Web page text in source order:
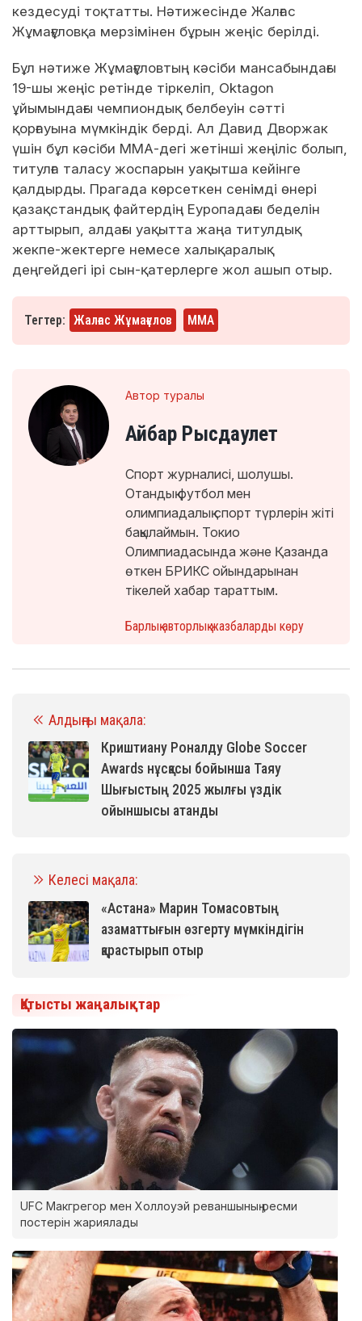
кездесуді тоқтатты. Нәтижесінде Жалғас
Жұмағұловқа мерзімінен бұрын жеңіс берілді.
Бұл нәтиже Жұмағұловтың кәсіби мансабындағы
19-шы жеңіс ретінде тіркеліп, Oktagon
ұйымындағы чемпиондық белбеуін сәтті
қорғауына мүмкіндік берді. Ал Давид Дворжак
үшін бұл кәсіби ММА-дегі жетінші жеңіліс болып,
титулға таласу жоспарын уақытша кейінге
қалдырды. Прагада көрсеткен сенімді өнері
қазақстандық файтердің Еуропадағы беделін
арттырып, алдағы уақытта жаңа титулдық
жекпе-жектерге немесе халықаралық
деңгейдегі ірі сын-қатерлерге жол ашып отыр.
Тегтер: Жалғас Жұмағұлов ММА
Автор туралы
Айбар Рысдаулет
Спорт журналисі, шолушы.
Отандық футбол мен
олимпиадалық спорт түрлерін жіті
бақылаймын. Токио
Олимпиадасында және Қазанда
өткен БРИКС ойындарынан
тікелей хабар тараттым.
Барлық авторлық жазбаларды көру
Алдыңғы мақала:
Криштиану Роналду Globe Soccer
Awards нұсқасы бойынша Таяу
Шығыстың 2025 жылғы үздік
ойыншысы атанды
Келесі мақала:
«Астана» Марин Томасовтың
азаматтығын өзгерту мүмкіндігін
қарастырып отыр
Қатысты жаңалықтар
UFC Макгрегор мен Холлоуэй реваншының ресми
постерін жариялады